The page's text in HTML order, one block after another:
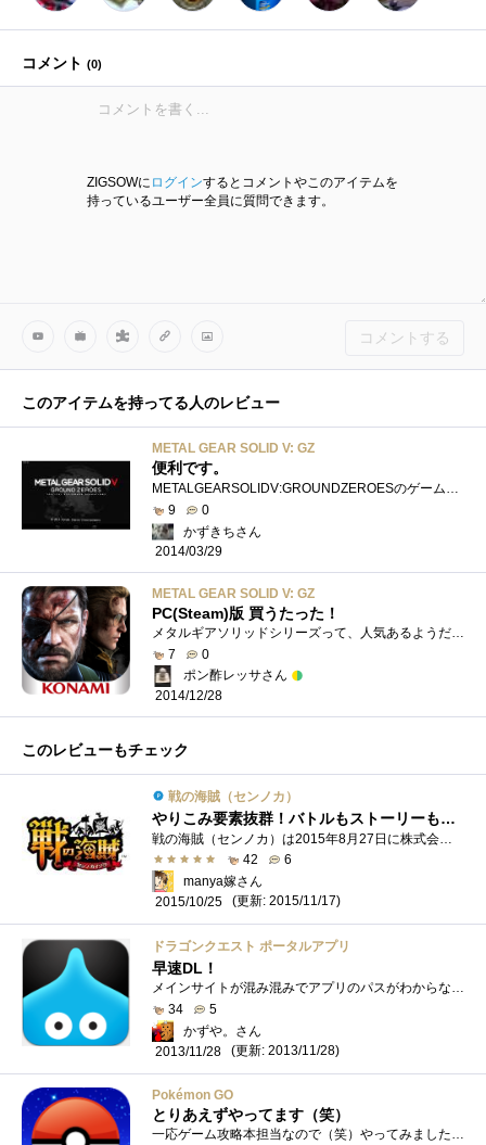
コメント (0)
ZIGSOWに ログインするとコメントやこのアイテムを
持っているユーザー全員に質問できます。
コメントする
このアイテムを持ってる人のレビュー
METAL GEAR SOLID V: GZ
便利です。
METALGEARSOLIDV:GROUNDZEROESのゲーム本体と連動して動くアプリです。セカンドスクリーンとして使うとマップが見れて便利に使えますし、マザーベース�...
9
0
かずきちさん
2014/03/29
METAL GEAR SOLID V: GZ
PC(Steam)版 買うたった！
メタルギアソリッドシリーズって、人気あるようだ。※段ボール被って敵を欺く、有名なネタくらいしか知らない 実は本シリーズをまだやったこ...
7
0
ポン酢レッサさん
2014/12/28
このレビューもチェック
戦の海賊（センノカ）
やりこみ要素抜群！バトルもストーリーも◎な海賊船団バトル！
42
6
manya嫁さん
2015/10/25
(更新: 2015/11/17)
ドラゴンクエスト ポータルアプリ
早速DL！
メインサイトが混み混みでアプリのパスがわからなくて結構困りました．パスがわかればすぐにDLして行けますね．さてさて，冒険の書を作ります...
34
5
かずや。さん
2013/11/28
(更新: 2013/11/28)
Pokémon GO
とりあえずやってます（笑）
一応ゲーム攻略本担当なので（笑）やってみました。なんか楽しいのはわかる。 ニュースでもいろいろ問題点とかやっていますね。安全にを付け...